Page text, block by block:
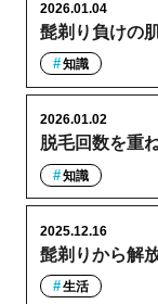
髭剃り負けの
2026.01.04
知識
脱毛回数を重
2026.01.02
知識
髭剃りから解
2025.12.16
生活